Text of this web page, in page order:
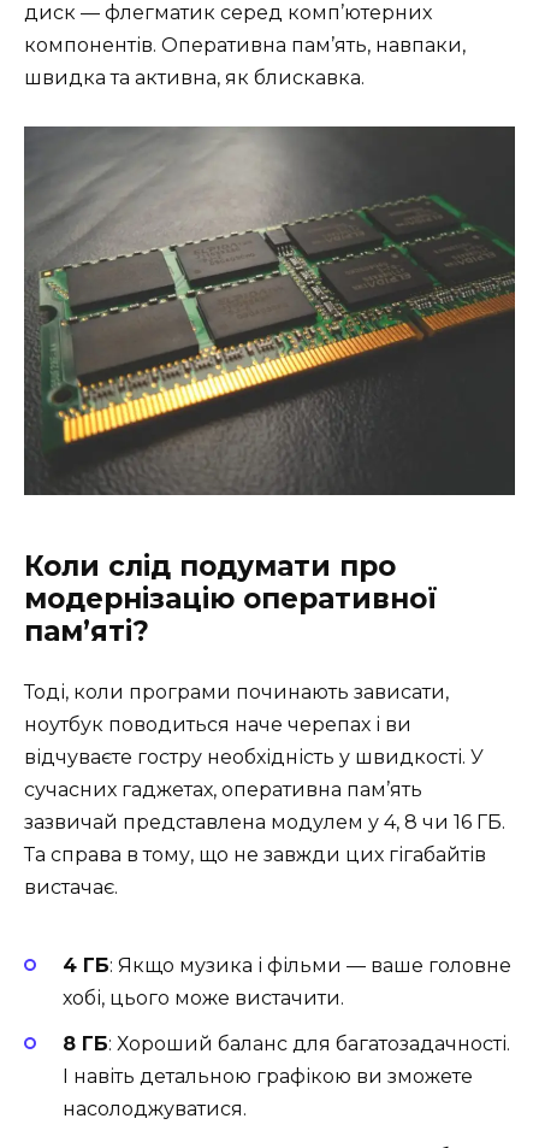
диск — флегматик серед комп’ютерних
компонентів. Оперативна пам’ять, навпаки,
швидка та активна, як блискавка.
Коли слід подумати про
модернізацію оперативної
пам’яті?
Тоді, коли програми починають зависати,
ноутбук поводиться наче черепах і ви
відчуваєте гостру необхідність у швидкості. У
сучасних гаджетах, оперативна пам’ять
зазвичай представлена модулем у 4, 8 чи 16 ГБ.
Та справа в тому, що не завжди цих гігабайтів
вистачає.
4 ГБ: Якщо музика і фільми — ваше головне
хобі, цього може вистачити.
8 ГБ: Хороший баланс для багатозадачності.
І навіть детальною графікою ви зможете
насолоджуватися.